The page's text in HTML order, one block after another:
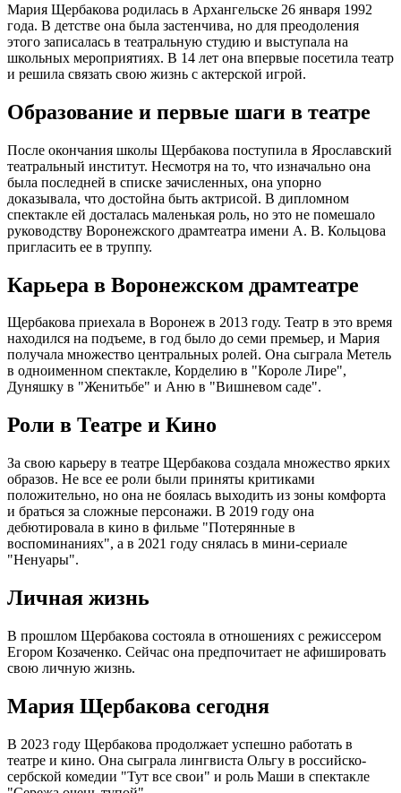
Мария Щербакова родилась в Архангельске 26 января 1992
года. В детстве она была застенчива, но для преодоления
этого записалась в театральную студию и выступала на
школьных мероприятиях. В 14 лет она впервые посетила театр
и решила связать свою жизнь с актерской игрой.
Образование и первые шаги в театре
После окончания школы Щербакова поступила в Ярославский
театральный институт. Несмотря на то, что изначально она
была последней в списке зачисленных, она упорно
доказывала, что достойна быть актрисой. В дипломном
спектакле ей досталась маленькая роль, но это не помешало
руководству Воронежского драмтеатра имени А. В. Кольцова
пригласить ее в труппу.
Карьера в Воронежском драмтеатре
Щербакова приехала в Воронеж в 2013 году. Театр в это время
находился на подъеме, в год было до семи премьер, и Мария
получала множество центральных ролей. Она сыграла Метель
в одноименном спектакле, Корделию в "Короле Лире",
Дуняшку в "Женитьбе" и Аню в "Вишневом саде".
Роли в Театре и Кино
За свою карьеру в театре Щербакова создала множество ярких
образов. Не все ее роли были приняты критиками
положительно, но она не боялась выходить из зоны комфорта
и браться за сложные персонажи. В 2019 году она
дебютировала в кино в фильме "Потерянные в
воспоминаниях", а в 2021 году снялась в мини-сериале
"Ненуары".
Личная жизнь
В прошлом Щербакова состояла в отношениях с режиссером
Егором Козаченко. Сейчас она предпочитает не афишировать
свою личную жизнь.
Мария Щербакова сегодня
В 2023 году Щербакова продолжает успешно работать в
театре и кино. Она сыграла лингвиста Ольгу в российско-
сербской комедии "Тут все свои" и роль Маши в спектакле